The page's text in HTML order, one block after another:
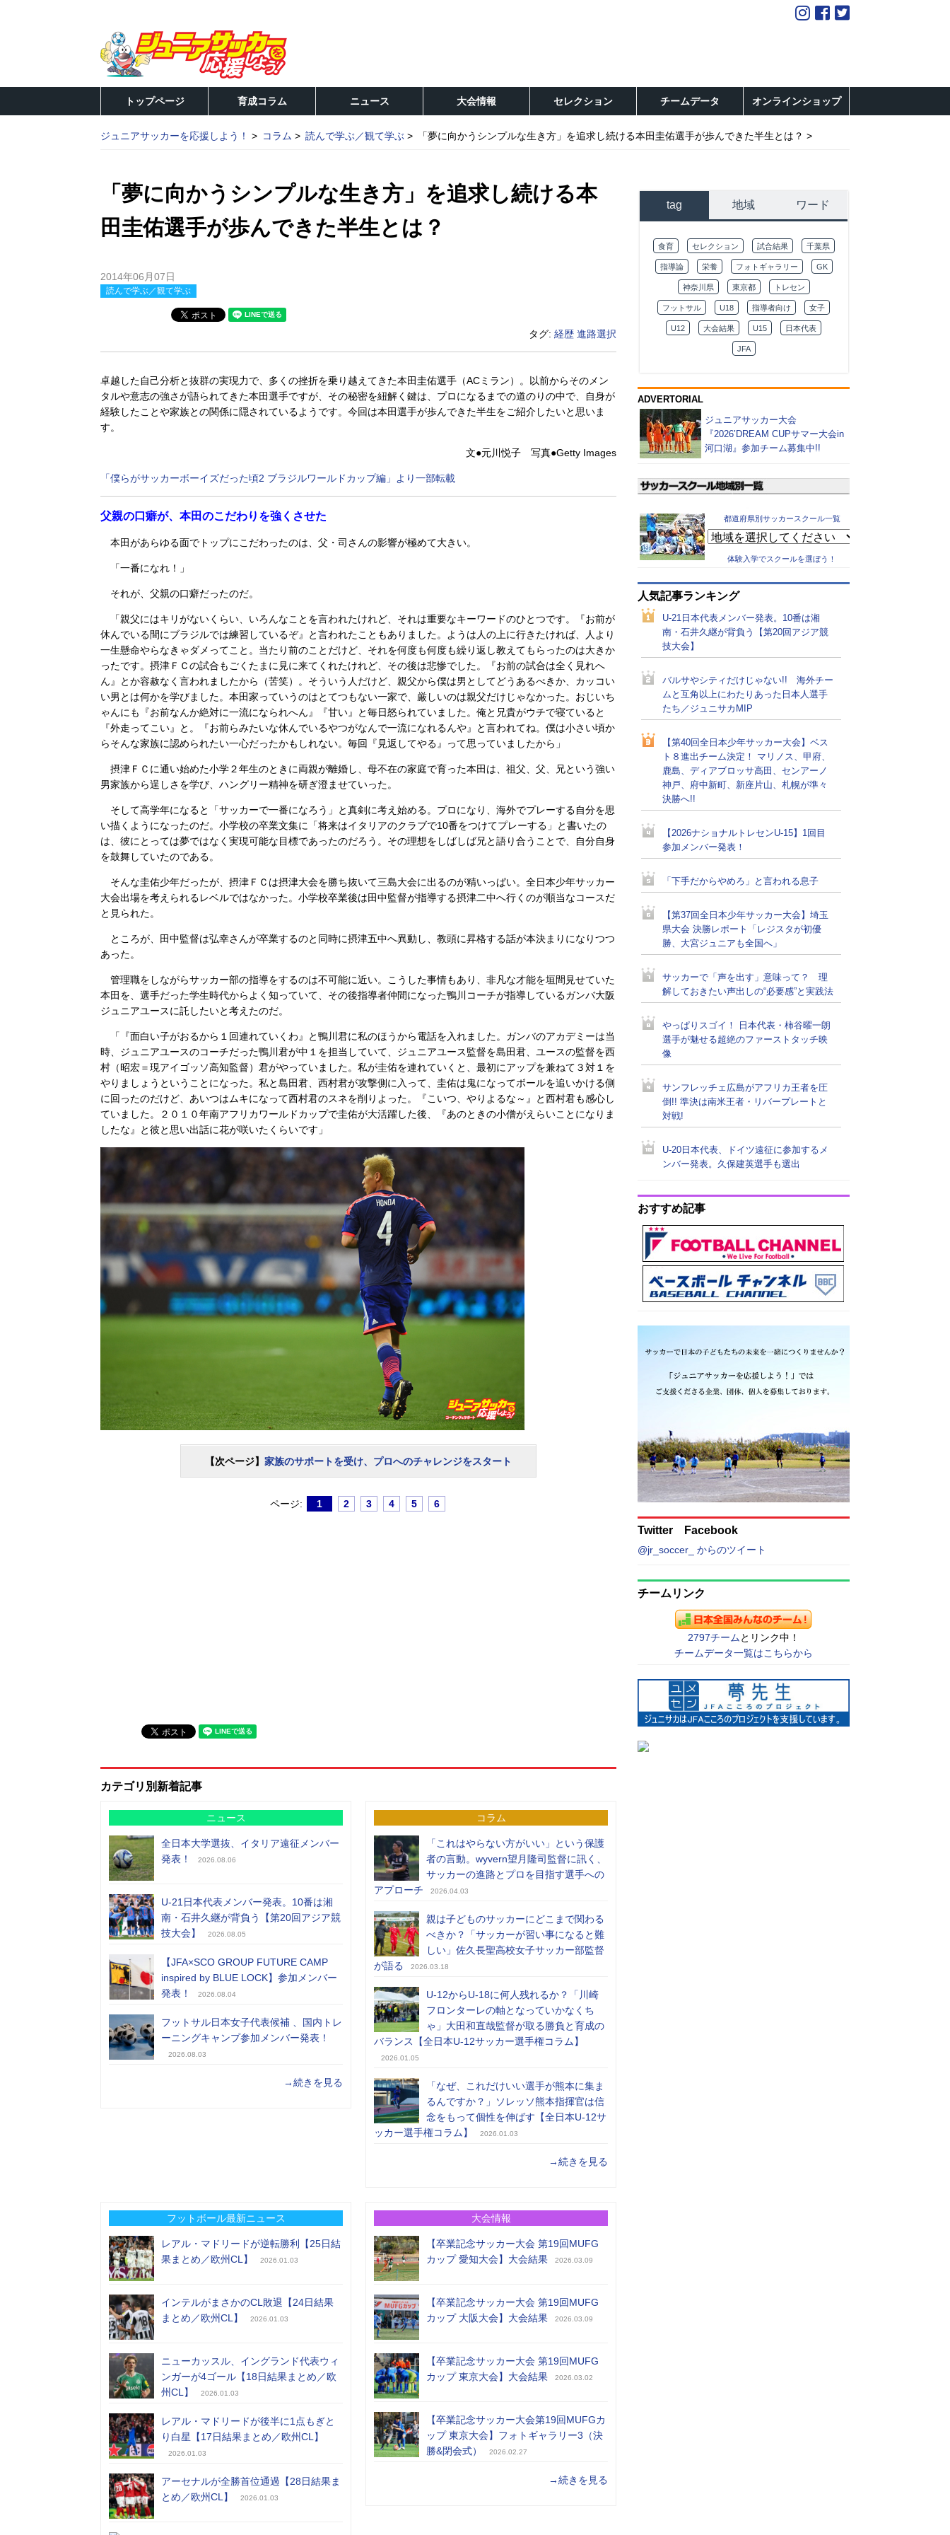
トップページ 育成コラム ニュース 大会情報 セレクション チームデータ オンラインショップ
ジュニアサッカーを応援しよう！ コラム 読んで学ぶ／観て学ぶ 「夢に向かうシンプルな生き方」を追求し続ける本田圭佑選手が歩んできた半生とは？
「夢に向かうシンプルな生き方」を追求し続ける本
田圭佑選手が歩んできた半生とは？
2014年06月07日
読んで学ぶ／観て学ぶ
タグ: 経歴 進路選択
卓越した自己分析と抜群の実現力で、多くの挫折を乗り越えてきた本田圭佑選手（ACミラン）。以前からそのメン
タルや意志の強さが語られてきた本田選手ですが、その秘密を紐解く鍵は、プロになるまでの道のりの中で、自身が
経験したことや家族との関係に隠されているようです。今回は本田選手が歩んできた半生をご紹介したいと思いま
す。
文●元川悦子 写真●Getty Images
「僕らがサッカーボーイズだった頃2 ブラジルワールドカップ編」より一部転載
父親の口癖が、本田のこだわりを強くさせた
本田があらゆる面でトップにこだわったのは、父・司さんの影響が極めて大きい。
「一番になれ！」
それが、父親の口癖だったのだ。
「親父にはキリがないくらい、いろんなことを言われたけれど、それは重要なキーワードのひとつです。『お前が
休んでいる間にブラジルでは練習しているぞ』と言われたこともありました。ようは人の上に行きたければ、人より
一生懸命やらなきゃダメってこと。当たり前のことだけど、それを何度も何度も繰り返し教えてもらったのは大きか
ったです。摂津ＦＣの試合もごくたまに見に来てくれたけれど、その後は悲惨でした。『お前の試合は全く見れへ
ん』とか容赦なく言われましたから（苦笑）。そういう人だけど、親父から僕は男としてどうあるべきか、カッコい
い男とは何かを学びました。本田家っていうのはとてつもない一家で、厳しいのは親父だけじゃなかった。おじいち
ゃんにも『お前なんか絶対に一流になられへん』『甘い』と毎日怒られていました。俺と兄貴がウチで寝ていると
『外走ってこい』と。『お前らみたいな休んでいるやつがなんで一流になれるんや』と言われてね。僕は小さい頃か
らそんな家族に認められたい一心だったかもしれない。毎回『見返してやる』って思っていましたから」
摂津ＦＣに通い始めた小学２年生のときに両親が離婚し、母不在の家庭で育った本田は、祖父、父、兄という強い
男家族から逞しさを学び、ハングリー精神を研ぎ澄ませていった。
そして高学年になると「サッカーで一番になろう」と真剣に考え始める。プロになり、海外でプレーする自分を思
い描くようになったのだ。小学校の卒業文集に「将来はイタリアのクラブで10番をつけてプレーする」と書いたの
は、彼にとっては夢ではなく実現可能な目標であったのだろう。その理想をしばしば兄と語り合うことで、自分自身
を鼓舞していたのである。
そんな圭佑少年だったが、摂津ＦＣは摂津大会を勝ち抜いて三島大会に出るのが精いっぱい。全日本少年サッカー
大会出場を考えられるレベルではなかった。小学校卒業後は田中監督が指導する摂津二中へ行くのが順当なコースだ
と見られた。
ところが、田中監督は弘幸さんが卒業するのと同時に摂津五中へ異動し、教頭に昇格する話が本決まりになりつつ
あった。
管理職をしながらサッカー部の指導をするのは不可能に近い。こうした事情もあり、非凡な才能を垣間見せていた
本田を、選手だった学生時代からよく知っていて、その後指導者仲間になった鴨川コーチが指導しているガンバ大阪
ジュニアユースに託したいと考えたのだ。
「『面白い子がおるから１回連れていくわ』と鴨川君に私のほうから電話を入れました。ガンバのアカデミーは当
時、ジュニアユースのコーチだった鴨川君が中１を担当していて、ジュニアユース監督を島田君、ユースの監督を西
村（昭宏＝現アイゴッソ高知監督）君がやっていました。私が圭佑を連れていくと、最初にアップを兼ねて３対１を
やりましょうということになった。私と島田君、西村君が攻撃側に入って、圭佑は鬼になってボールを追いかける側
に回ったのだけど、あいつはムキになって西村君のスネを削りよった。『こいつ、やりよるな～』と西村君も感心し
ていました。２０１０年南アフリカワールドカップで圭佑が大活躍した後、『あのときの小僧がえらいことになりま
したな』と彼と思い出話に花が咲いたくらいです」
【次ページ】 家族のサポートを受け、プロへのチャレンジをスタート
ページ: 1 2 3 4 5 6
カテゴリ別新着記事
ニュース
全日本大学選抜、イタリア遠征メンバー
発表！
2026.08.06
U-21日本代表メンバー発表。10番は湘
南・石井久継が背負う【第20回アジア競
技大会】
2026.08.05
【JFA×SCO GROUP FUTURE CAMP
inspired by BLUE LOCK】参加メンバー
発表！
2026.08.04
フットサル日本女子代表候補 、国内トレ
ーニングキャンプ参加メンバー発表！
2026.08.03
→続きを見る
コラム
「これはやらない方がいい」という保護
者の言動。wyvern望月隆司監督に訊く、
サッカーの進路とプロを目指す選手への
アプローチ
2026.04.03
親は子どものサッカーにどこまで関わる
べきか？「サッカーが習い事になると難
しい」佐久長聖高校女子サッカー部監督
が語る
2026.03.18
U-12からU-18に何人残れるか？「川崎
フロンターレの軸となっていかなくち
ゃ」大田和直哉監督が取る勝負と育成の
バランス【全日本U-12サッカー選手権コラム】
2026.01.05
「なぜ、これだけいい選手が熊本に集ま
るんですか？」ソレッソ熊本指揮官は信
念をもって個性を伸ばす【全日本U-12サ
ッカー選手権コラム】
2026.01.03
→続きを見る
フットボール最新ニュース
レアル・マドリードが逆転勝利【25日結
果まとめ／欧州CL】
2026.01.03
インテルがまさかのCL敗退【24日結果
まとめ／欧州CL】
2026.01.03
ニューカッスル、イングランド代表ウィ
ンガーが4ゴール【18日結果まとめ／欧
州CL】
2026.01.03
レアル・マドリードが後半に1点もぎと
り白星【17日結果まとめ／欧州CL】
2026.01.03
アーセナルが全勝首位通過【28日結果ま
とめ／欧州CL】
2026.01.03
大会情報
【卒業記念サッカー大会 第19回MUFG
カップ 愛知大会】大会結果
2026.03.09
【卒業記念サッカー大会 第19回MUFG
カップ 大阪大会】大会結果
2026.03.09
【卒業記念サッカー大会 第19回MUFG
カップ 東京大会】大会結果
2026.03.02
【卒業記念サッカー大会第19回MUFGカ
ップ 東京大会】フォトギャラリー3（決
勝&閉会式）
2026.02.27
→続きを見る
tag 地域 ワード
食育 セレクション 試合結果 千葉県
指導論 栄養 フォトギャラリー GK
神奈川県 東京都 トレセン
フットサル U18 指導者向け 女子
U12 大会結果 U15 日本代表
JFA
ADVERTORIAL
ジュニアサッカー大会
『2026’DREAM CUPサマー大会in
河口湖』参加チーム募集中!!
都道府県別サッカースクール一覧
体験入学でスクールを選ぼう！
人気記事ランキング
U-21日本代表メンバー発表。10番は湘
南・石井久継が背負う【第20回アジア競
技大会】
バルサやシティだけじゃない!! 海外チー
ムと互角以上にわたりあった日本人選手
たち／ジュニサカMIP
【第40回全日本少年サッカー大会】ベス
ト８進出チーム決定！ マリノス、甲府、
鹿島、ディアブロッサ高田、センアーノ
神戸、府中新町、新座片山、札幌が準々
決勝へ!!
【2026ナショナルトレセンU-15】1回目
参加メンバー発表！
「下手だからやめろ」と言われる息子
【第37回全日本少年サッカー大会】埼玉
県大会 決勝レポート「レジスタが初優
勝、大宮ジュニアも全国へ」
サッカーで「声を出す」意味って？ 理
解しておきたい声出しの“必要感”と実践法
やっぱりスゴイ！ 日本代表・柿谷曜一朗
選手が魅せる超絶のファーストタッチ映
像
サンフレッチェ広島がアフリカ王者を圧
倒!! 準決は南米王者・リバープレートと
対戦!
U-20日本代表、ドイツ遠征に参加するメ
ンバー発表。久保建英選手も選出
おすすめ記事
Twitter Facebook
@jr_soccer_ からのツイート
チームリンク
2797チーム とリンク中！
チームデータ一覧はこちらから